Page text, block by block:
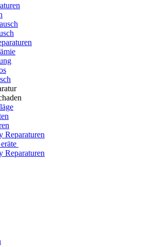
Reparaturen
Reparaturen